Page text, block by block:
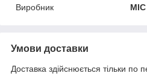
Виробник
MIC
Умови доставки
Доставка здійснюється тільки по